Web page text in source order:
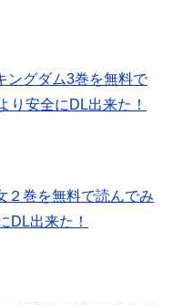
ングダム3巻を無料で
り安全にDL出来た！
２巻を無料で読んでみ
DL出来た！